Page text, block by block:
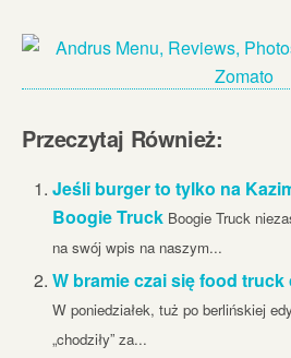
Przeczytaj Również:
Jeśli burger to tylko na
Boogie Truck Boogie Truck
na swój wpis na naszym...
W bramie czai się food
W poniedziałek, tuż po berlińskiej
„chodziły” za...